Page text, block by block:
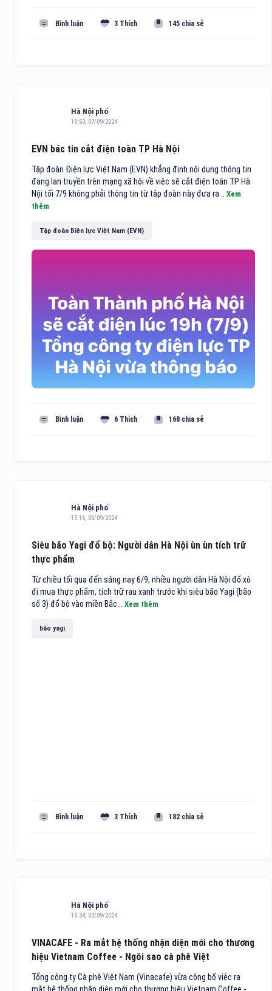
Bình luận 3 Thích 145 chia sẻ
Hà Nội phố
18:53, 07/09/2024
EVN bác tin cắt điện toàn TP Hà Nội
Tập đoàn Điện lực Việt Nam (EVN) khẳng định nội dung thông tin
đang lan truyền trên mạng xã hội về việc sẽ cắt điện toàn TP Hà
Nội tối 7/9 không phải thông tin từ tập đoàn này đưa ra... Xem
thêm
Tập đoàn Điện lực Việt Nam (EVN)
Bình luận 6 Thích 168 chia sẻ
Hà Nội phố
15:16, 06/09/2024
Siêu bão Yagi đổ bộ: Người dân Hà Nội ùn ùn tích trữ
thực phẩm
Từ chiều tối qua đến sáng nay 6/9, nhiều người dân Hà Nội đổ xô
đi mua thực phẩm, tích trữ rau xanh trước khi siêu bão Yagi (bão
số 3) đổ bộ vào miền Bắc... Xem thêm
bão yagi
Bình luận 3 Thích 182 chia sẻ
Hà Nội phố
15:34, 03/09/2024
VINACAFE - Ra mắt hệ thống nhận diện mới cho thương
hiệu Vietnam Coffee - Ngôi sao cà phê Việt
Tổng công ty Cà phê Việt Nam (Vinacafe) vừa công bố việc ra